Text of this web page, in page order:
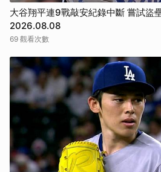
大谷翔平連9戰敲安紀錄中斷 嘗試盜
2026.08.08
69 觀看次數